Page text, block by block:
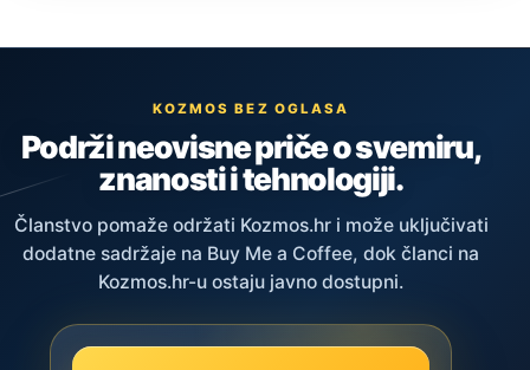
KOZMOS BEZ OGLASA
Podrži neovisne priče o svemiru,
znanosti i tehnologiji.
Članstvo pomaže održati Kozmos.hr i može uključivati
dodatne sadržaje na Buy Me a Coffee, dok članci na
Kozmos.hr-u ostaju javno dostupni.